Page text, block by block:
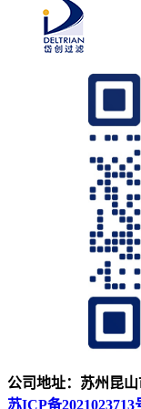
公司地址：苏州昆
苏ICP备2021023713